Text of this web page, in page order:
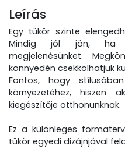
Leírás
Egy tükör szinte
Mindig jól jön, ha
megjelenésünket.
könnyedén csekkolhatjuk
Fontos, hogy
környezetéhez, hiszen
kiegészítője otthonunknak.
Ez a különleges
tükör egyedi dizájnjával